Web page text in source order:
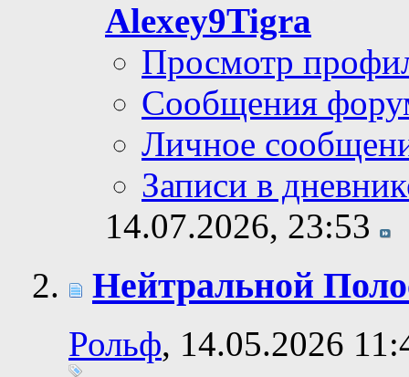
Alexey9Tigra
Просмотр
Сообщения
Личное
Записи в
14.07.2026, 23:53
Нейтральной
Рольф, 14.05.2026